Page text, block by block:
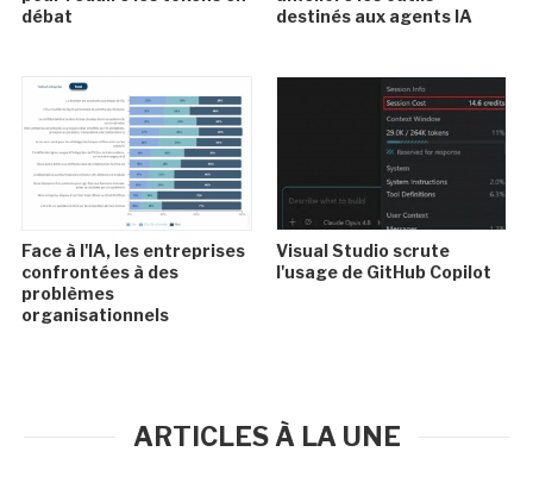
débat
destinés aux agents IA
Face à l'IA, les entreprises
confrontées à des
problèmes
organisationnels
Visual Studio scrute
l'usage de GitHub Copilot
ARTICLES À LA UNE